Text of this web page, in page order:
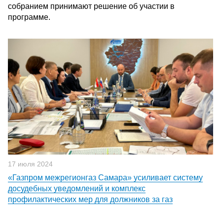
собранием принимают решение об участии в
программе.
17 июля 2024
«Газпром межрегионгаз Самара» усиливает систему
досудебных уведомлений и комплекс
профилактических мер для должников за газ